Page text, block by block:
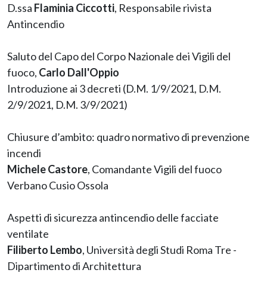
D.ssa Flaminia Ciccotti, Responsabile rivista
Antincendio
Saluto del Capo del Corpo Nazionale dei Vigili del
fuoco, Carlo Dall'Oppio
Introduzione ai 3 decreti (D.M. 1/9/2021, D.M.
2/9/2021, D.M. 3/9/2021)
Chiusure d’ambito: quadro normativo di prevenzione
incendi
Michele Castore, Comandante Vigili del fuoco
Verbano Cusio Ossola
Aspetti di sicurezza antincendio delle facciate
ventilate
Filiberto Lembo, Università degli Studi Roma Tre -
Dipartimento di Architettura